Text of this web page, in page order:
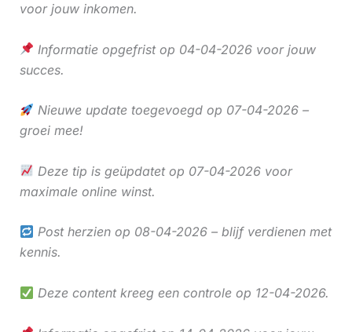
voor jouw inkomen.
Informatie opgefrist op 04-04-2026 voor jouw
succes.
Nieuwe update toegevoegd op 07-04-2026 –
groei mee!
Deze tip is geüpdatet op 07-04-2026 voor
maximale online winst.
Post herzien op 08-04-2026 – blijf verdienen met
kennis.
Deze content kreeg een controle op 12-04-2026.